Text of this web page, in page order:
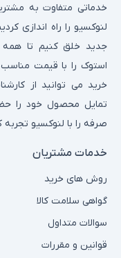
خدماتی متفاوت به
لنوکسیو را راه اندازی
جدید خلق کنیم تا همه
استوک را با قیمت
خرید می توانید از
تمایل محصول خود را
صرفه را با لنوکسیو تجربه
خدمات مشتریان
روش های خرید
گواهی سلامت کالا
سوالات متداول
قوانین و مقررات